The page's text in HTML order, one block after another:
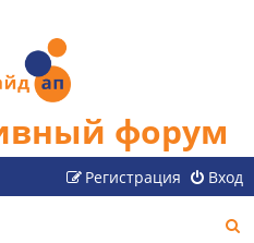
форум
Вход
Регистрация